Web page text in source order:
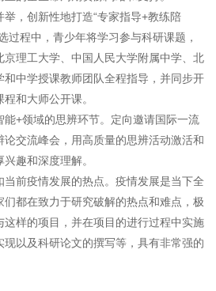
，创新性地打造“专家指导+教练陪
过程中，青少年将学习参与科研课题，
理工大学、中国人民大学附属中学、北
中学授课教师团队全程指导，并同步开
和大师公开课。
能+领域的思辨环节。定向邀请国际一流
交流峰会，用高质量的思辨活动激活和
趣和深度理解。
当前疫情发展的热点。疫情发展是当下全
都在致力于研究破解的热点和难点，极
样的项目，并在项目的进行过程中实施
以及科研论文的撰写等，具有非常强的